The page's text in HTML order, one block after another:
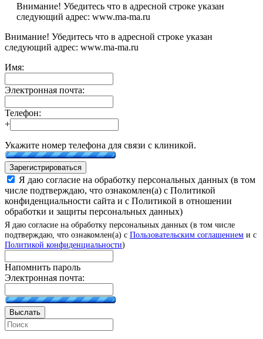
Внимание! Убедитесь что в адресной строке указан
следующий адрес: www.ma-ma.ru
Внимание! Убедитесь что в адресной строке указан
следующий адрес: www.ma-ma.ru
Имя:
Электронная почта:
Телефон:
+
Укажите номер телефона для связи с клиникой.
Зарегистрироваться
Я даю согласие на обработку персональных данных (в том
числе подтверждаю, что ознакомлен(а) с Политикой
конфиденциальности сайта и с Политикой в отношении
обработки и защиты персональных данных)
Я даю согласие на обработку персональных данных (в том числе
подтверждаю, что ознакомлен(а) с Пользовательским соглашением и с
Политикой конфиденциальности)
Напомнить пароль
Электронная почта:
Выслать